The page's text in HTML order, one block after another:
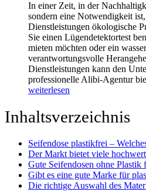
In einer Zeit, in der
sondern eine Notwendigkeit
Dienstleistungen ökologische
Sie einen Lügendetektortest
mieten möchten oder ein
verantwortungsvolle
Dienstleistungen kann den
professionelle Alibi-Agentur
weiterlesen
Inhaltsverzeichnis
Seifendose plastikfrei –
Der Markt bietet viele
Gute Seifendosen ohne Plastik
Gibt es eine gute Marke für
Die richtige Auswahl des